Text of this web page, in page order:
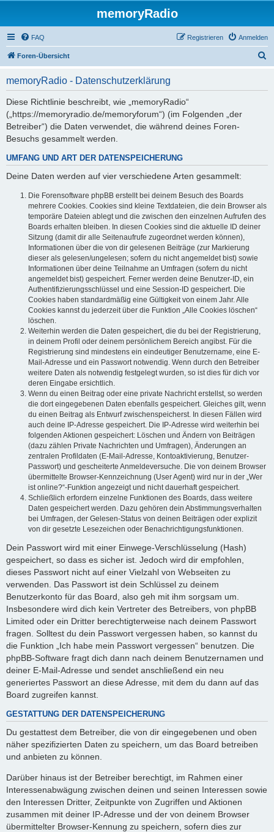
memoryRadio
FAQ Anmelden
Registrieren
Foren-Übersicht
memoryRadio - Datenschutzerklärung
Diese Richtlinie beschreibt, wie „memoryRadio“
(„https://memoryradio.de/memoryforum“) (im Folgenden „der
Betreiber“) die Daten verwendet, die während deines Foren-
Besuchs gesammelt werden.
UMFANG UND ART DER DATENSPEICHERUNG
Deine Daten werden auf vier verschiedene Arten gesammelt:
Die Forensoftware phpBB erstellt bei deinem Besuch des Boards
mehrere Cookies. Cookies sind kleine Textdateien, die dein Browser als
temporäre Dateien ablegt und die zwischen den einzelnen Aufrufen des
Boards erhalten bleiben. In diesen Cookies sind die aktuelle ID deiner
Sitzung (damit dir alle Seitenaufrufe zugeordnet werden können),
Informationen über die von dir gelesenen Beiträge (zur Markierung
dieser als gelesen/ungelesen; sofern du nicht angemeldet bist) sowie
Informationen über deine Teilnahme an Umfragen (sofern du nicht
angemeldet bist) gespeichert. Ferner werden deine Benutzer-ID, ein
Authentifizierungsschlüssel und eine Session-ID gespeichert. Die
Cookies haben standardmäßig eine Gültigkeit von einem Jahr. Alle
Cookies kannst du jederzeit über die Funktion „Alle Cookies löschen“
löschen.
Weiterhin werden die Daten gespeichert, die du bei der Registrierung,
in deinem Profil oder deinem persönlichem Bereich angibst. Für die
Registrierung sind mindestens ein eindeutiger Benutzername, eine E-
Mail-Adresse und ein Passwort notwendig. Wenn durch den Betreiber
weitere Daten als notwendig festgelegt wurden, so ist dies für dich vor
deren Eingabe ersichtlich.
Wenn du einen Beitrag oder eine private Nachricht erstellst, so werden
die dort eingegebenen Daten ebenfalls gespeichert. Gleiches gilt, wenn
du einen Beitrag als Entwurf zwischenspeicherst. In diesen Fällen wird
auch deine IP-Adresse gespeichert. Die IP-Adresse wird weiterhin bei
folgenden Aktionen gespeichert: Löschen und Ändern von Beiträgen
(dazu zählen Private Nachrichten und Umfragen), Änderungen an
zentralen Profildaten (E-Mail-Adresse, Kontoaktivierung, Benutzer-
Passwort) und gescheiterte Anmeldeversuche. Die von deinem Browser
übermittelte Browser-Kennzeichnung (User Agent) wird nur in der „Wer
ist online?“-Funktion angezeigt und nicht dauerhaft gespeichert.
Schließlich erfordern einzelne Funktionen des Boards, dass weitere
Daten gespeichert werden. Dazu gehören dein Abstimmungsverhalten
bei Umfragen, der Gelesen-Status von deinen Beiträgen oder explizit
von dir gesetzte Lesezeichen oder Benachrichtigungsfunktionen.
Dein Passwort wird mit einer Einwege-Verschlüsselung (Hash)
gespeichert, so dass es sicher ist. Jedoch wird dir empfohlen,
dieses Passwort nicht auf einer Vielzahl von Webseiten zu
verwenden. Das Passwort ist dein Schlüssel zu deinem
Benutzerkonto für das Board, also geh mit ihm sorgsam um.
Insbesondere wird dich kein Vertreter des Betreibers, von phpBB
Limited oder ein Dritter berechtigterweise nach deinem Passwort
fragen. Solltest du dein Passwort vergessen haben, so kannst du
die Funktion „Ich habe mein Passwort vergessen“ benutzen. Die
phpBB-Software fragt dich dann nach deinem Benutzernamen und
deiner E-Mail-Adresse und sendet anschließend ein neu
generiertes Passwort an diese Adresse, mit dem du dann auf das
Board zugreifen kannst.
GESTATTUNG DER DATENSPEICHERUNG
Du gestattest dem Betreiber, die von dir eingegebenen und oben
näher spezifizierten Daten zu speichern, um das Board betreiben
und anbieten zu können.
Darüber hinaus ist der Betreiber berechtigt, im Rahmen einer
Interessenabwägung zwischen deinen und seinen Interessen sowie
den Interessen Dritter, Zeitpunkte von Zugriffen und Aktionen
zusammen mit deiner IP-Adresse und der von deinem Browser
übermittelter Browser-Kennung zu speichern, sofern dies zur